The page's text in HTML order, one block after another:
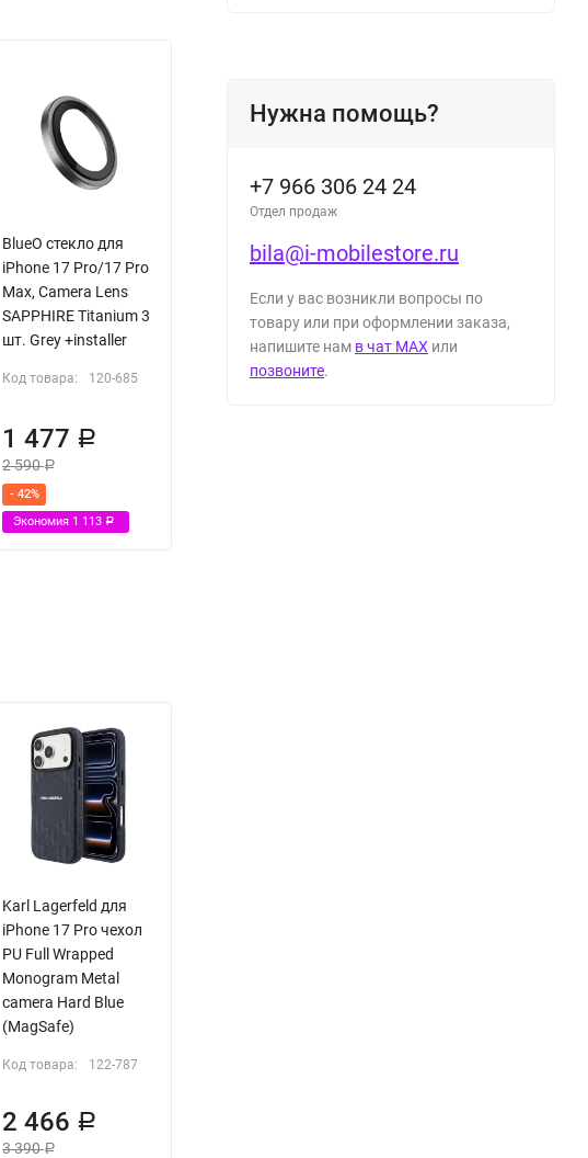
BlueO стекло для
iPhone 17 Pro/17 Pro
Max, Camera Lens
SAPPHIRE Titanium 3
шт. Grey +installer
Код товара: 120-685
1 477 Р
2 590Р
- 42%
Экономия 1 113Р
Karl Lagerfeld для
iPhone 17 Pro чехол
PU Full Wrapped
Monogram Metal
camera Hard Blue
(MagSafe)
Код товара: 122-787
2 466 Р
3 390Р
Нужна помощь?
+7 966 306 24 24
Отдел продаж
bila@i-mobilestore.ru
Если у вас возникли вопросы по
товару или при оформлении заказа,
напишите нам в чат MAX или
позвоните.